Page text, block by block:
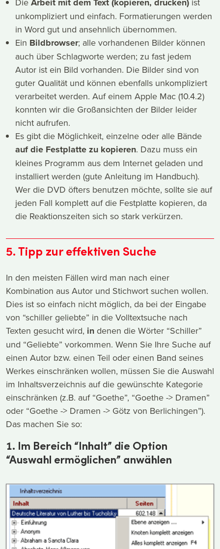
unkompliziert und einfach. Formatierungen werden
in Word gut und ansehnlich übernommen.
Ein Bildbrowser; alle vorhandenen Bilder können
auch über Schlagworte werden; zu fast jedem
Autor ist ein Bild vorhanden. Die Bilder sind von
guter Qualität und können ebenfalls unkompliziert
verarbeitet werden. Auf einem Apple Mac (10.4.2)
konnten wir die Großansichten der Bilder leider
nicht aufrufen.
Es gibt die Möglichkeit, einzelne oder alle Bände
auf die Festplatte zu kopieren. Dazu muss ein
kleines Programm aus dem Internet geladen und
installiert werden (gute Anleitung im Handbuch).
Wer die DVD öfters benutzen möchte, sollte sie auf
jeden Fall komplett auf die Festplatte kopieren, da
die Reaktionszeiten sich so stark verkürzen.
5. Tipp zur effektiven Suche
In den meisten Fällen wird man nach einer
Kombination aus Autor und Stichwort suchen wollen.
Dies ist so einfach nicht möglich, da bei der Eingabe
von “schiller geliebte” in die Volltextsuche nach
Texten gesucht wird, in denen die Wörter “Schiller”
und “Geliebte” vorkommen. Wenn Sie Ihre Suche auf
einen Autor bzw. einen Teil oder einen Band seines
Werkes einschränken wollen, müssen Sie die Auswahl
im Inhaltsverzeichnis auf die gewünschte Kategorie
einschränken (z.B. auf “Goethe”, “Goethe -> Dramen”
oder “Goethe -> Dramen -> Götz von Berlichingen”).
Das machen Sie so:
1. Im Bereich “Inhalt” die Option
“Auswahl ermöglichen” anwählen